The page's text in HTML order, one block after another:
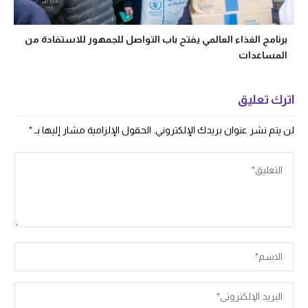
برنامج الغذاء العالمي يفتح باب التواصل للجمهور للاستفادة من
المساعدات
اترك تعليق
لن يتم نشر عنوان بريدك الإلكتروني. الحقول الإلزامية مشار إليها بـ *